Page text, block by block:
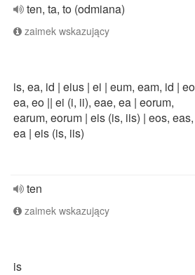
ten, ta, to (odmiana)
zaimek wskazujący
is, ea, id | eius | ei | eum, eam, id |
ea, eo || ei (i, ii), eae, ea | eorum,
earum, eorum | eis (is, iis) | eos, eas,
ea | eis (is, iis)
ten
zaimek wskazujący
is